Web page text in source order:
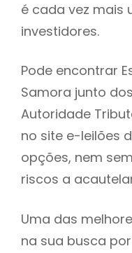
é cada vez mais
investidores.
Pode encontrar
Samora junto
Autoridade
no site e-leilões
opções, nem
riscos a
Uma das
na sua busca